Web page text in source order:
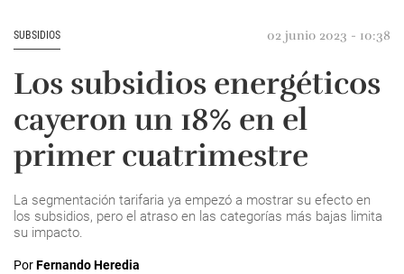
SUBSIDIOS 02 junio 2023 - 10:38
Los subsidios energéticos
cayeron un 18% en el
primer cuatrimestre
La segmentación tarifaria ya empezó a mostrar su efecto en
los subsidios, pero el atraso en las categorías más bajas limita
su impacto.
PorFernando Heredia